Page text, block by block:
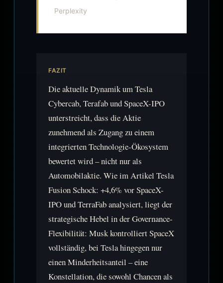
Perplexity
FAZIT
Die aktuelle Dynamik um Tesla
Cybercab, Terafab und SpaceX-IPO
unterstreicht, dass die Aktie
zunehmend als Zugang zu einem
integrierten Technologie-Ökosystem
bewertet wird – nicht nur als
Automobilaktie. Wie im Artikel Tesla
Fusion Schock: +4,6% vor SpaceX-
IPO und TerraFab analysiert, liegt der
strategische Hebel in der Governance-
Flexibilität: Musk kontrolliert SpaceX
vollständig, bei Tesla hingegen nur
einen Minderheitsanteil – eine
Konstellation, die sowohl Chancen als